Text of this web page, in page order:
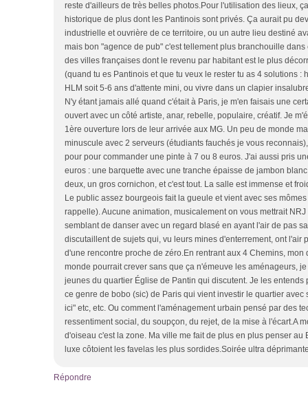
reste d'ailleurs de très belles photos.Pour l'utilisation des lieux,
historique de plus dont les Pantinois sont privés. Ça aurait pu
industrielle et ouvrière de ce territoire, ou un autre lieu destiné
mais bon "agence de pub" c'est tellement plus branchouille
des villes françaises dont le revenu par habitant est le plus
(quand tu es Pantinois et que tu veux le rester tu as 4 solutions :
HLM soit 5-6 ans d'attente mini, ou vivre dans un clapier
N'y étant jamais allé quand c'était à Paris, je m'en faisais une
ouvert avec un côté artiste, anar, rebelle, populaire, créatif. Je
1ère ouverture lors de leur arrivée aux MG. Un peu de monde
minuscule avec 2 serveurs (étudiants fauchés je vous
pour pour commander une pinte à 7 ou 8 euros. J'ai aussi pris
euros : une barquette avec une tranche épaisse de jambon
deux, un gros cornichon, et c'est tout. La salle est immense et
Le public assez bourgeois fait la gueule et vient avec ses
rappelle). Aucune animation, musicalement on vous mettrait
semblant de danser avec un regard blasé en ayant l'air de pas
discutaillent de sujets qui, vu leurs mines d'enterrement, ont l'air
d'une rencontre proche de zéro.En rentrant aux 4 Chemins, mon
monde pourrait crever sans que ça n'émeuve les aménageurs,
jeunes du quartier Église de Pantin qui discutent. Je les entends
ce genre de bobo (sic) de Paris qui vient investir le quartier avec
ici" etc, etc. Ou comment l'aménagement urbain pensé par des
ressentiment social, du soupçon, du rejet, de la mise à l'écart.A
d'oiseau c'est la zone. Ma ville me fait de plus en plus penser au
luxe côtoient les favelas les plus sordides.Soirée ultra
Répondre